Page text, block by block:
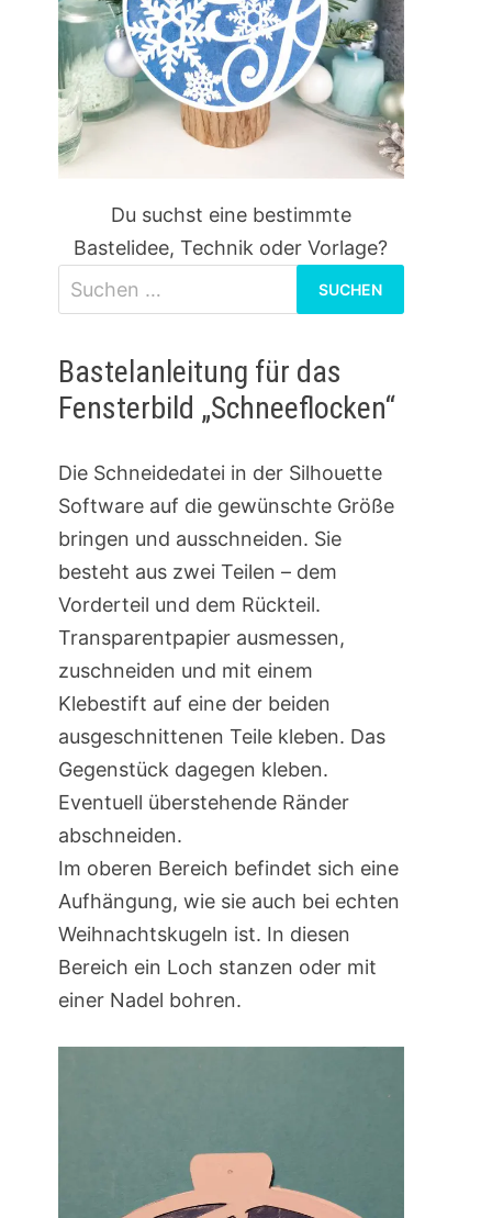
Du suchst eine bestimmte
Bastelidee, Technik oder Vorlage?
nach:
Bastelanleitung für das
Fensterbild „Schneeflocken“
Die Schneidedatei in der Silhouette
Software auf die gewünschte Größe
bringen und ausschneiden. Sie
besteht aus zwei Teilen – dem
Vorderteil und dem Rückteil.
Transparentpapier ausmessen,
zuschneiden und mit einem
Klebestift auf eine der beiden
ausgeschnittenen Teile kleben. Das
Gegenstück dagegen kleben.
Eventuell überstehende Ränder
abschneiden.
Im oberen Bereich befindet sich eine
Aufhängung, wie sie auch bei echten
Weihnachtskugeln ist. In diesen
Bereich ein Loch stanzen oder mit
einer Nadel bohren.